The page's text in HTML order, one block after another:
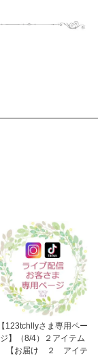
【123tchllyさま専用ペー
ジ】（8/4）２アイテム
【お届け ２ アイテ